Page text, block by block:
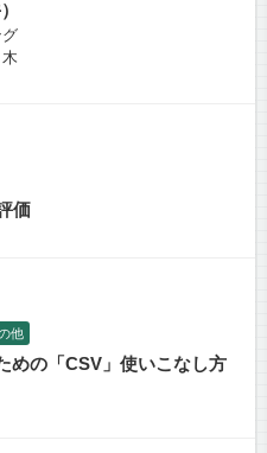
価
他
めの「CSV」使いこなし方